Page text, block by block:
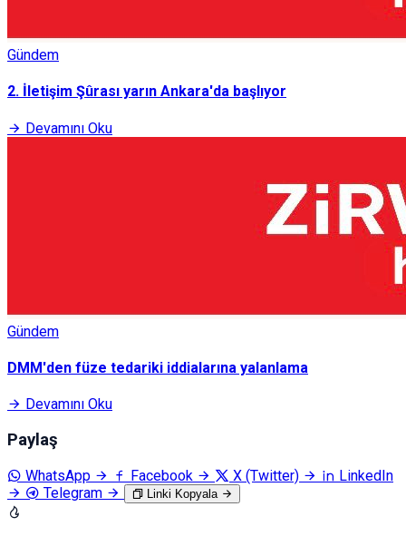
Gündem
2. İletişim Şûrası yarın Ankara'da başlıyor
Devamını Oku
Gündem
DMM'den füze tedariki iddialarına yalanlama
Devamını Oku
Paylaş
WhatsApp Facebook X (Twitter)
LinkedIn
Telegram
Linki Kopyala